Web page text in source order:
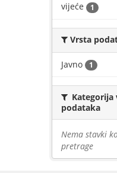
vijeće 1
Vrsta
Javno 1
podataka
Nema stavki
pretrage